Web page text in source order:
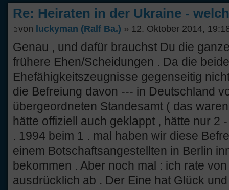
Re: Heiraten in der Ukraine -
von luckyman (Ralf Ba.) » 12. Oktober 2014,
Genau , und dafür brauchst Du die
frühere Ehen/Scheidungen . Da die
Ehefähigkeitszeugnisse gegenseitig
die Befreiung davon --- in Deutschland
übergeordneten Standesamt ( das
hätte offiziell auch geklappt , hätte nur 2
. 1994 beim 1 . mal haben wir diese
einem Botschaftsangestellten in Berlin
bekommen . Aber noch mal : ich rate von
ausdrücklich ab . Der Eine hat Glück